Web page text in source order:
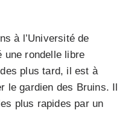
à l’Université de
une rondelle libre
plus tard, il est à
le gardien des Bruins. Il
plus rapides par un